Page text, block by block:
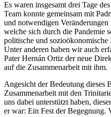
Es waren insgesamt drei Tage
Team konnte gemeinsam mit
und notwendigen
welche sich durch die Pandemie
politische und
Unter anderen haben wir auch
Pater Hernán Ortiz der neue
auf die Zusammenarbeit mit ihm.
Angesicht der Bedeutung dieses
Zusammenarbeit mit den
uns dabei unterstützt haben,
er war: Ein Fest der Begegnung.